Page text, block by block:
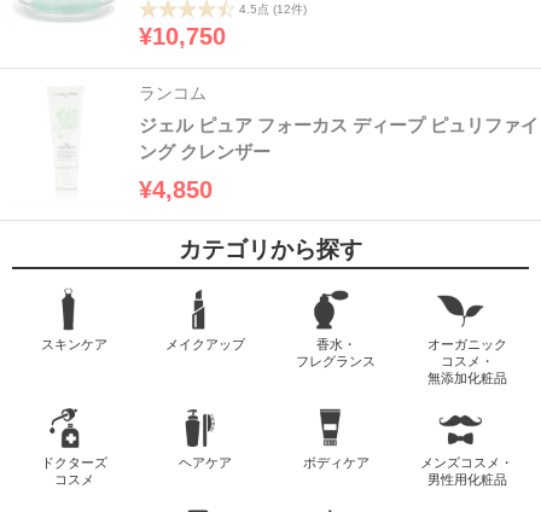
4.5点 (12件)
¥10,750
ランコム
ジェル ピュア フォーカス ディープ ピュリファイ
ング クレンザー
¥4,850
カテゴリから探す
スキンケア メイクアップ
香水・
フレグランス
オーガニック
コスメ・
無添加化粧品
ドクターズ
コスメ
ヘアケア ボディケア
メンズコスメ・
男性用化粧品